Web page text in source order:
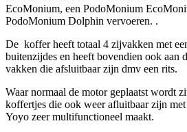
EcoMonium, een PodoMonium
PodoMonium Dolphin vervoeren. .
De koffer heeft totaal 4 zijvakken met
buitenzijdes en heeft bovendien ook aan
vakken die afsluitbaar zijn dmv een rits.
Waar normaal de motor geplaatst wordt
koffertjes die ook weer afluitbaar zijn
Yoyo zeer multifunctioneel maakt.